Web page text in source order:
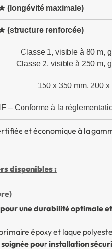
maximale)
renforcée)
Classe 1, visible à 80 m,
Classe 2, visible à 250 m,
150 x 350 mm, 200 x
– Conforme à la
et économique à la
disponibles :
une durabilité optimale
époxy et laque
pour installation